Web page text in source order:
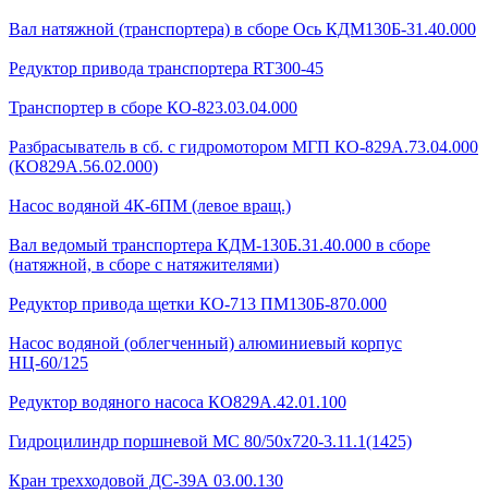
Вал натяжной (транспортера) в сборе Ось КДМ130Б-31.40.000
Редуктор привода транспортера RT300-45
Транспортер в сборе КО-823.03.04.000
Разбрасыватель в сб. с гидромотором МГП КО-829А.73.04.000
(КО829А.56.02.000)
Насос водяной 4К-6ПМ (левое вращ.)
Вал ведомый транспортера КДМ-130Б.31.40.000 в сборе
(натяжной, в сборе с натяжителями)
Редуктор привода щетки КО-713 ПМ130Б-870.000
Насос водяной (облегченный) алюминиевый корпус
НЦ-60/125
Редуктор водяного насоса КО829А.42.01.100
Гидроцилиндр поршневой МС 80/50х720-3.11.1(1425)
Кран трехходовой ДС-39А 03.00.130